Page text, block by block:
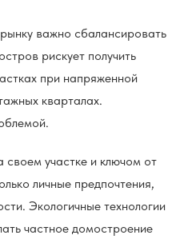
важно сбалансировать
рискует получить
при напряженной
кварталах.
участке и ключом от
личные предпочтения,
Экологичные технологии
частное домостроение